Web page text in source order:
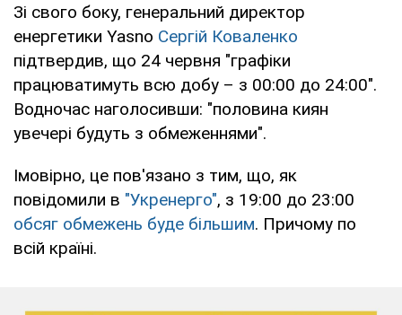
Зі свого боку, генеральний директор
енергетики Yasno Сергій Коваленко
підтвердив, що 24 червня "графіки
працюватимуть всю добу – з 00:00 до 24:00".
Водночас наголосивши: "половина киян
увечері будуть з обмеженнями".
Імовірно, це пов'язано з тим, що, як
повідомили в "Укренерго", з 19:00 до 23:00
обсяг обмежень буде більшим. Причому по
всій країні.